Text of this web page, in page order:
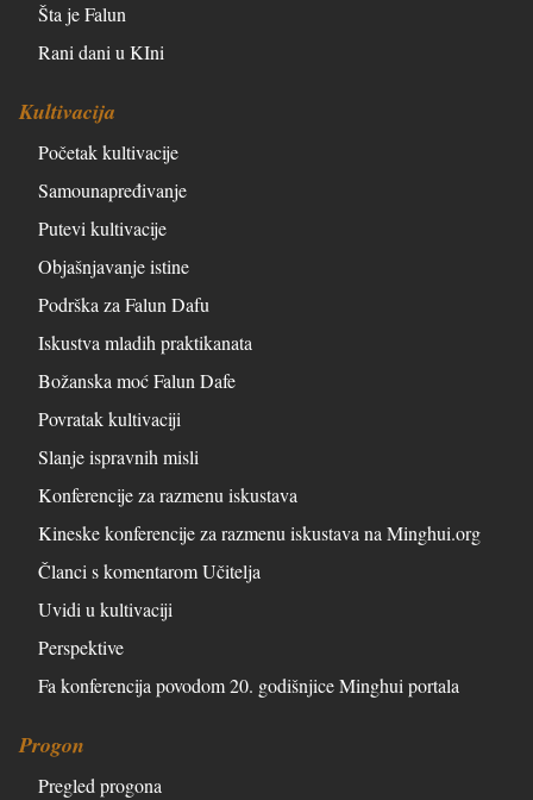
Šta je Falun
Rani dani u KIni
Kultivacija
Početak kultivacije
Samounapređivanje
Putevi kultivacije
Objašnjavanje istine
Podrška za Falun Dafu
Iskustva mladih praktikanata
Božanska moć Falun Dafe
Povratak kultivaciji
Slanje ispravnih misli
Konferencije za razmenu iskustava
Kineske konferencije za razmenu iskustava na Minghui.org
Članci s komentarom Učitelja
Uvidi u kultivaciji
Perspektive
Fa konferencija povodom 20. godišnjice Minghui portala
Progon
Pregled progona